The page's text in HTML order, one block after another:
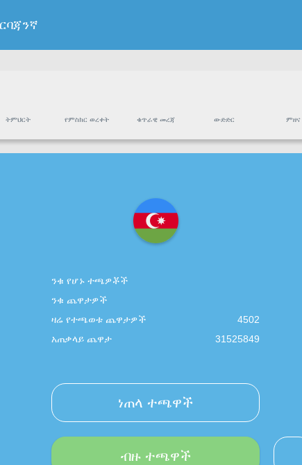
ትምህርት የምስክር ወረቀት ቁጥራዊ መረጃ ውድድር ምዘና
ንቁ የሆኑ ተጫዎቾች
ንቁ ጨዋታዎች
ዛሬ የተጫወቱ ጨዋታዎች
4502
አጠቃላይ ጨዋታ
31525849
ነጠላ ተጫዋች
ብዙ ተጫዋች